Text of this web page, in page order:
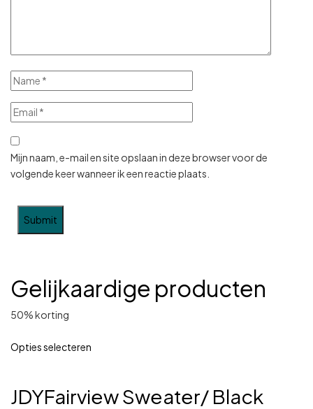
Mijn naam, e-mail en site opslaan in deze browser voor de
volgende keer wanneer ik een reactie plaats.
Gelijkaardige producten
50% korting
Opties selecteren
JDYFairview Sweater/ Black